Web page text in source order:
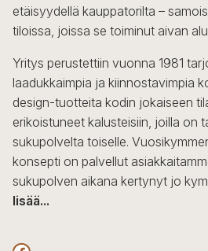
etäisyydellä kauppatorilta –
tiloissa, joissa se toiminut aivan
Yritys perustettiin vuonna 1981
laadukkaimpia ja kiinnostavimpia
design-tuotteita kodin jokaiseen
erikoistuneet kalusteisiin, joilla on
sukupolvelta toiselle.
konsepti on palvellut
sukupolven aikana kertynyt jo
lisää...